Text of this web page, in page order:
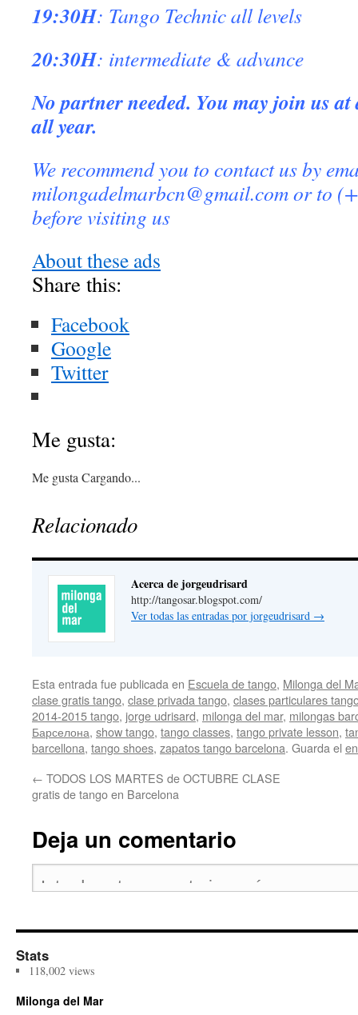
19:30H: Tango Technic all levels
20:30H: intermediate & advance
No partner needed. You may join us at
all year.
We recommend you to contact us by
milongadelmarbcn@gmail.comor to
before visiting us
About these ads
Share this:
Facebook
Google
Twitter
Me gusta:
Me gusta Cargando...
Relacionado
Acerca de jorgeudrisard
http://tangosar.blogspot.com/
Ver todas las entradas por jorgeudrisard →
Esta entrada fue publicada en Escuela de tango, Milonga del
clase gratis tango, clase privada tango, clases particulares
2014-2015 tango, jorge udrisard, milonga del mar, milongas
Барселона, show tango, tango classes, tango private lesson,
barcellona, tango shoes, zapatos tango barcelona. Guarda el
← TODOS LOS MARTES de OCTUBRE CLASE
gratis de tango en Barcelona
Deja un comentario
Stats
118,002 views
Milonga del Mar